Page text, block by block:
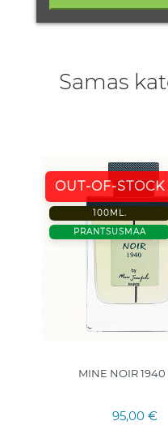
Samas
OUT-OF-STOCK
100ML.
PRANTSUSMAA
MINE NOIR 1940
95,00 €